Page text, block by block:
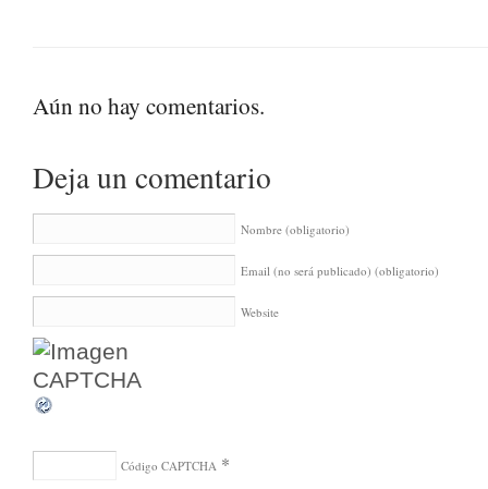
Aún no hay comentarios.
Deja un comentario
Nombre (obligatorio)
Email (no será publicado) (obligatorio)
Website
Código CAPTCHA *